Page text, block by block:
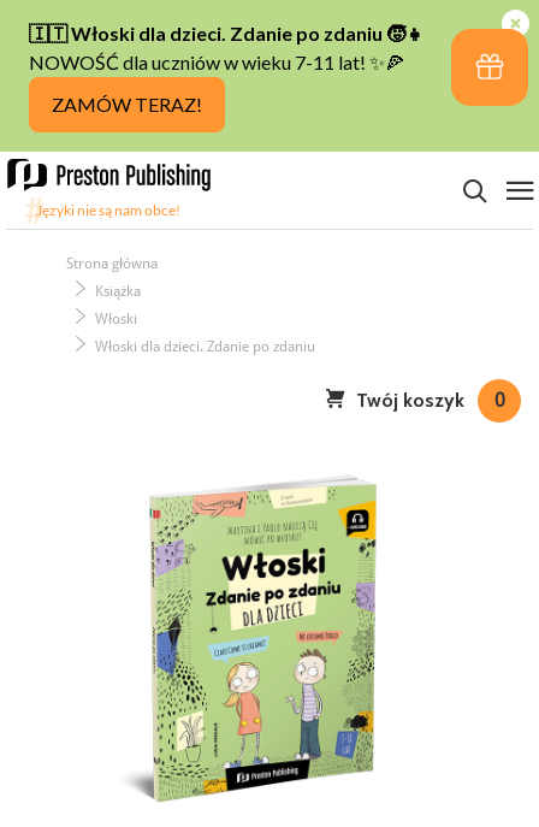
Strona główna
Książka
Włoski
Włoski dla dzieci. Zdanie po zdaniu
Twój koszyk 0